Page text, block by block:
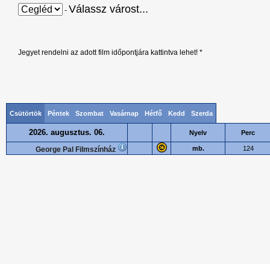
- Válassz várost...
Jegyet rendelni az adott film időpontjára kattintva lehet! *
Csütörtök Péntek Szombat Vasárnap Hétfő Kedd Szerda
2026. augusztus. 06. Nyelv Perc
George Pal Filmszínház mb. 124